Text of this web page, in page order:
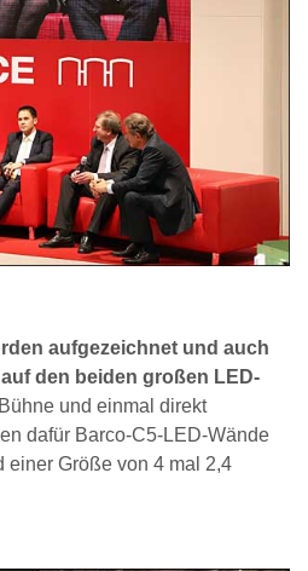
aufgezeichnet und auch
den beiden großen LED-
und einmal direkt
dafür Barco-C5-LED-Wände
einer Größe von 4 mal 2,4